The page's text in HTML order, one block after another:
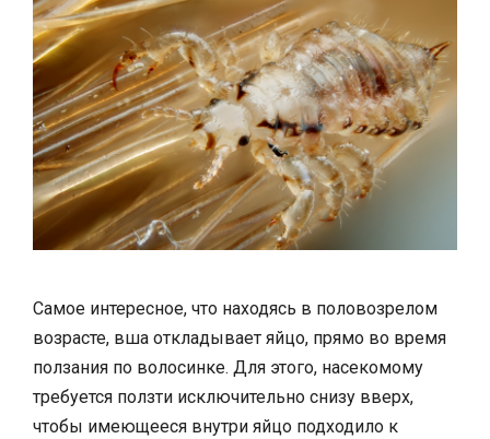
Самое интересное, что находясь в половозрелом
возрасте, вша откладывает яйцо, прямо во время
ползания по волосинке. Для этого, насекомому
требуется ползти исключительно снизу вверх,
чтобы имеющееся внутри яйцо подходило к